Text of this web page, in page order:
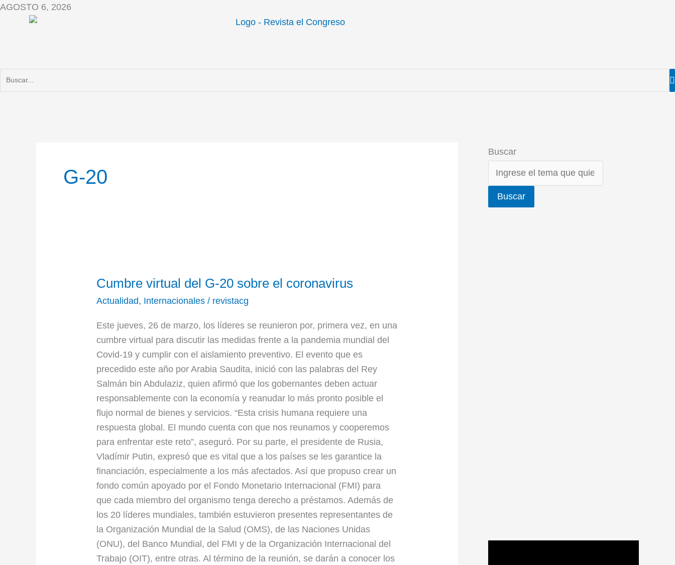
Ir
AGOSTO 6, 2026
G-20
Cumbre virtual del G-20 sobre el coronavirus
Actualidad, Internacionales / revistacg
Este jueves, 26 de marzo, los líderes se reunieron por, primera vez, en una
cumbre virtual para discutir las medidas frente a la pandemia mundial del
Covid-19 y cumplir con el aislamiento preventivo. El evento que es
precedido este año por Arabia Saudita, inició con las palabras del Rey
Salmán bin Abdulaziz, quien afirmó que los gobernantes deben actuar
responsablemente con la economía y reanudar lo más pronto posible el
flujo normal de bienes y servicios. “Esta crisis humana requiere una
respuesta global. El mundo cuenta con que nos reunamos y cooperemos
para enfrentar este reto”, aseguró. Por su parte, el presidente de Rusia,
Vladímir Putin, expresó que es vital que a los países se les garantice la
financiación, especialmente a los más afectados. Así que propuso crear un
fondo común apoyado por el Fondo Monetario Internacional (FMI) para
que cada miembro del organismo tenga derecho a préstamos. Además de
los 20 líderes mundiales, también estuvieron presentes representantes de
la Organización Mundial de la Salud (OMS), de las Naciones Unidas
(ONU), del Banco Mundial, del FMI y de la Organización Internacional del
Trabajo (OIT), entre otras. Al término de la reunión, se darán a conocer los
virtual
del
20
sobre
el
coronavirus
Buscar
Buscar